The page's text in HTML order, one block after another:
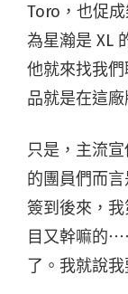
Toro，也促
為星瀚是 XL
他就來找我
品就是在這廠
只是，主流
的團員們而
簽到後來，
目又幹嘛的
了。我就說